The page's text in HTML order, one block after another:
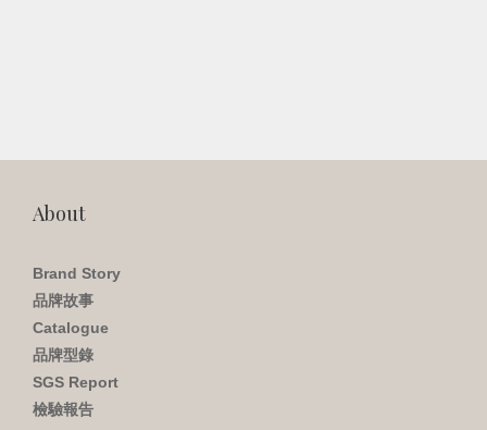
About
Brand Story
品牌故事
Catalogue
品牌型錄
SGS Report
檢驗報告